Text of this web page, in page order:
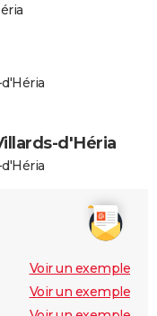
d'Héria
Voir un exemple
Voir un exemple